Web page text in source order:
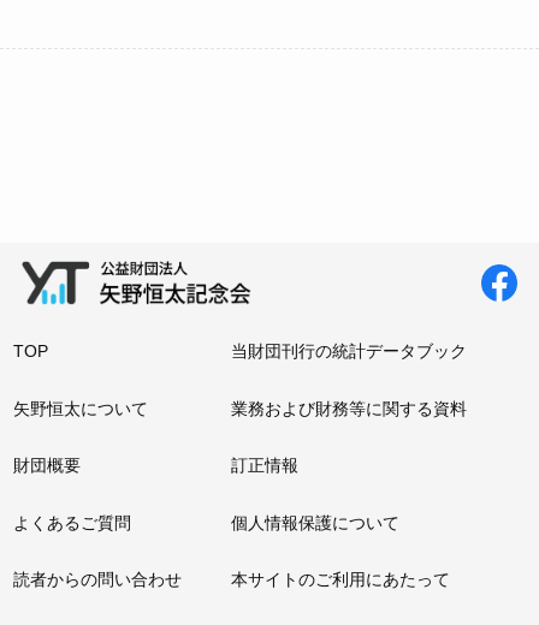
TOP
矢野恒太について
財団概要
よくあるご質問
読者からの問い合わせ
当財団刊行の統計データブック
業務および財務等に関する資料
訂正情報
個人情報保護について
本サイトのご利用にあたって